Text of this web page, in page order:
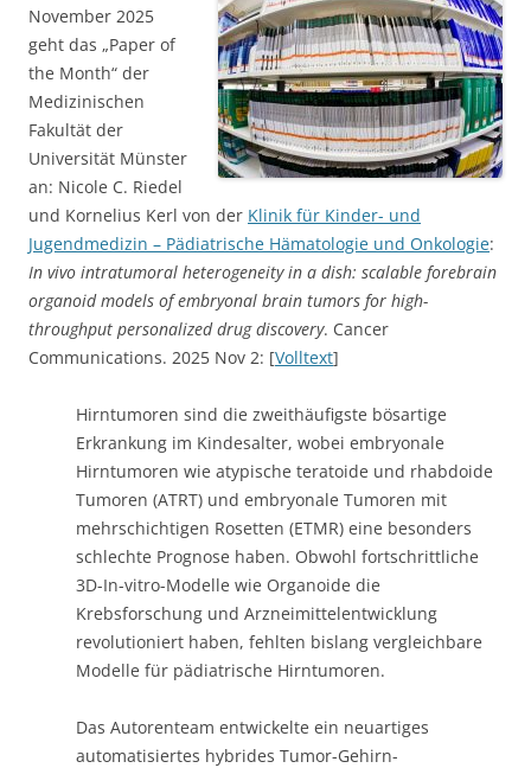
November 2025
geht das „Paper of
the Month“ der
Medizinischen
Fakultät der
Universität Münster
an: Nicole C. Riedel
und Kornelius Kerl von der Klinik für Kinder- und
Jugendmedizin – Pädiatrische Hämatologie und Onkologie:
In vivo intratumoral heterogeneity in a dish: scalable forebrain
organoid models of embryonal brain tumors for high-
throughput personalized drug discovery. Cancer
Communications. 2025 Nov 2: [Volltext]
Hirntumoren sind die zweithäufigste bösartige
Erkrankung im Kindesalter, wobei embryonale
Hirntumoren wie atypische teratoide und rhabdoide
Tumoren (ATRT) und embryonale Tumoren mit
mehrschichtigen Rosetten (ETMR) eine besonders
schlechte Prognose haben. Obwohl fortschrittliche
3D-In-vitro-Modelle wie Organoide die
Krebsforschung und Arzneimittelentwicklung
revolutioniert haben, fehlten bislang vergleichbare
Modelle für pädiatrische Hirntumoren.
Das Autorenteam entwickelte ein neuartiges
automatisiertes hybrides Tumor-Gehirn-